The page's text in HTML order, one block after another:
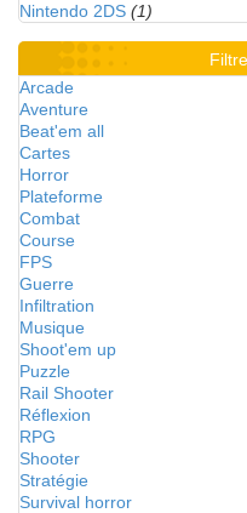
Nintendo 2DS (1)
Arcade
Aventure
Beat'em all
Cartes
Horror
Plateforme
Combat
Course
FPS
Guerre
Infiltration
Musique
Shoot'em up
Puzzle
Rail Shooter
Réflexion
RPG
Shooter
Stratégie
Survival horror